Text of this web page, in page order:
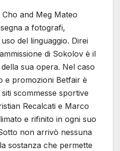
and Meg Mateo
a fotografi,
del linguaggio. Direi
di Sokolov è il
sua opera. Nel caso
e promozioni Betfair è
scommesse sportive
Recalcati e Marco
e rifinito in ogni suo
non arrivò nessuna
sostanza che permette